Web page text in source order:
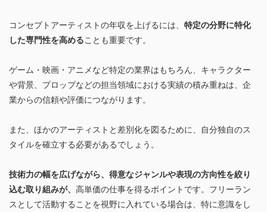
コンセプトアーティストの年収を上げるには、 特定の分野に特化
した専門性を高めることも重要です。
ゲーム・映画・アニメなど特定の業界はもちろん、キャラクター
や背景、プロップなどの担当領域における実績の積み重ねは、企
業からの信頼や評価につながります。
また、ほかのアーティストと差別化を図るために、自分独自のス
タイルを確立する必要があるでしょう。
技術力の幅を広げながら、得意なジャンルや表現の方向性を絞り
込む取り組みが、 高単価の仕事を得るポイントです。フリーラン
スとして活動することを視野に入れている場合は、特に意識をし